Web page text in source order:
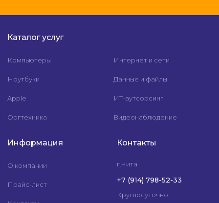
Каталог услуг
Компьютеры
Ноутбуки
Apple
Оргтехника
Интернет и сети
Данные и файлы
ИТ-аутсорсинг
Видеонаблюдение
Информация
О компании
Прайс-лист
Контакты
г.Чита
+7 (914) 798-52-33
Круглосуточно